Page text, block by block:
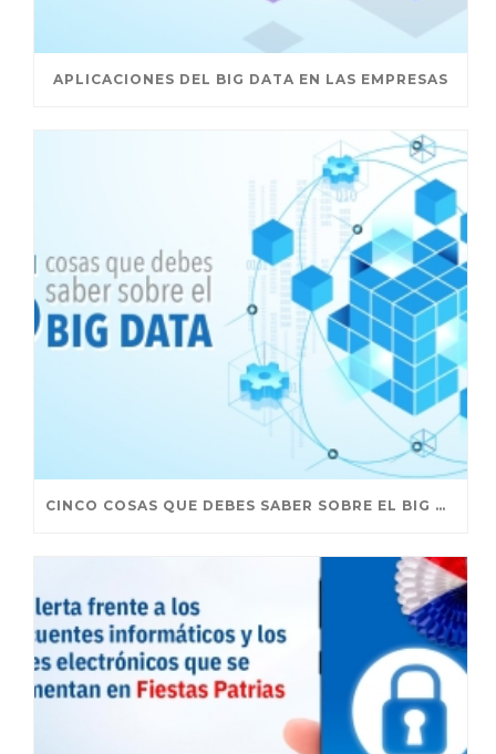
APLICACIONES DEL BIG DATA EN LAS EMPRESAS
CINCO COSAS QUE DEBES SABER SOBRE EL BIG DATA